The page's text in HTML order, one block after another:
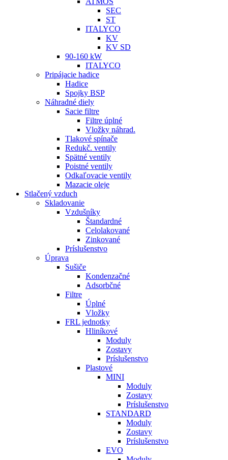
SEC
ST
ITALYCO
KV
KV SD
90-160 kW
ITALYCO
Pripájacie hadice
Hadice
Spojky BSP
Náhradné diely
Sacie filtre
Filtre úplné
Vložky náhrad.
Tlakové spínače
Redukč. ventily
Spätné ventily
Poistné ventily
Odkaľovacie ventily
Mazacie oleje
Stlačený vzduch
Skladovanie
Vzdušníky
Štandardné
Celolakované
Zinkované
Príslušenstvo
Úprava
Sušiče
Kondenzačné
Adsorbčné
Filtre
Úplné
Vložky
FRL jednotky
Hliníkové
Moduly
Zostavy
Príslušenstvo
Plastové
MINI
Moduly
Zostavy
Príslušenstvo
STANDARD
Moduly
Zostavy
Príslušenstvo
EVO